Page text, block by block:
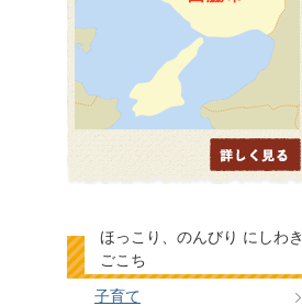
ほっこり、のんびり にしわき
ごこち
子育て